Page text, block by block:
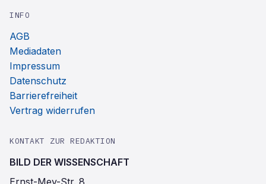
INFO
AGB
Mediadaten
Impressum
Datenschutz
Barrierefreiheit
Vertrag widerrufen
KONTAKT ZUR REDAKTION
BILD DER WISSENSCHAFT
Ernst-Mey-Str. 8